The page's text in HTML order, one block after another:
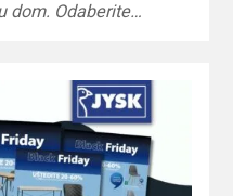
dom. Odaberite…